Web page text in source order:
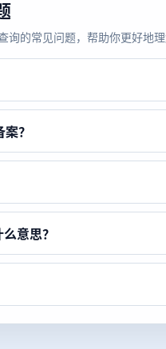
询的常见问题，帮助你更好地
？
意思？